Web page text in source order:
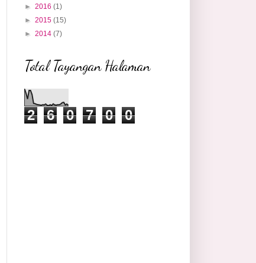
► 2016 (1)
► 2015 (15)
► 2014 (7)
Total Tayangan Halaman
2 6 0 7 0 0